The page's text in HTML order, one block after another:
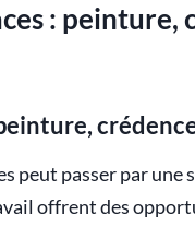
: peinture,
peut passer par
offrent des